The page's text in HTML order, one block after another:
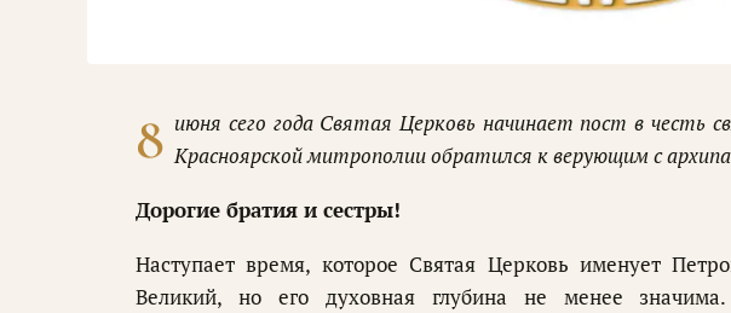
8 июня сего года Святая Церковь начинает пост в честь
Красноярской митрополии обратился к верующим с
Дорогие братия и сестры!
Наступает время, которое Святая Церковь именует
Великий, но его духовная глубина не менее